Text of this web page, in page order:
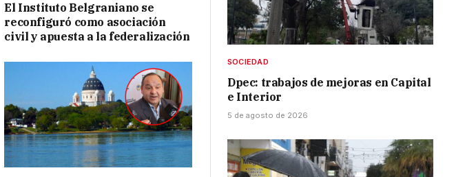
El Instituto Belgraniano se
reconfiguró como asociación
civil y apuesta a la federalización
SOCIEDAD
Dpec: trabajos de mejoras en Capital
e Interior
5 de agosto de 2026